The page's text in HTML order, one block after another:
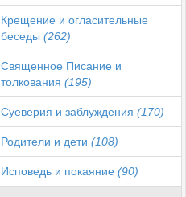
Крещение и огласительные
беседы (262)
Священное Писание и
толкования (195)
Суеверия и заблуждения (170)
Родители и дети (108)
Исповедь и покаяние (90)